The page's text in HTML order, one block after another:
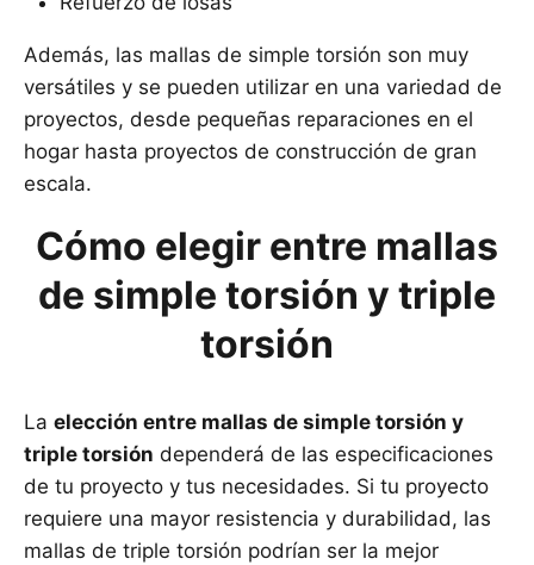
Además, las mallas de simple torsión son muy
versátiles y se pueden utilizar en una variedad de
proyectos, desde pequeñas reparaciones en el
hogar hasta proyectos de construcción de gran
escala.
Cómo elegir entre mallas
de simple torsión y triple
torsión
La elección entre mallas de simple torsión y
triple torsión dependerá de las especificaciones
de tu proyecto y tus necesidades. Si tu proyecto
requiere una mayor resistencia y durabilidad, las
mallas de triple torsión podrían ser la mejor